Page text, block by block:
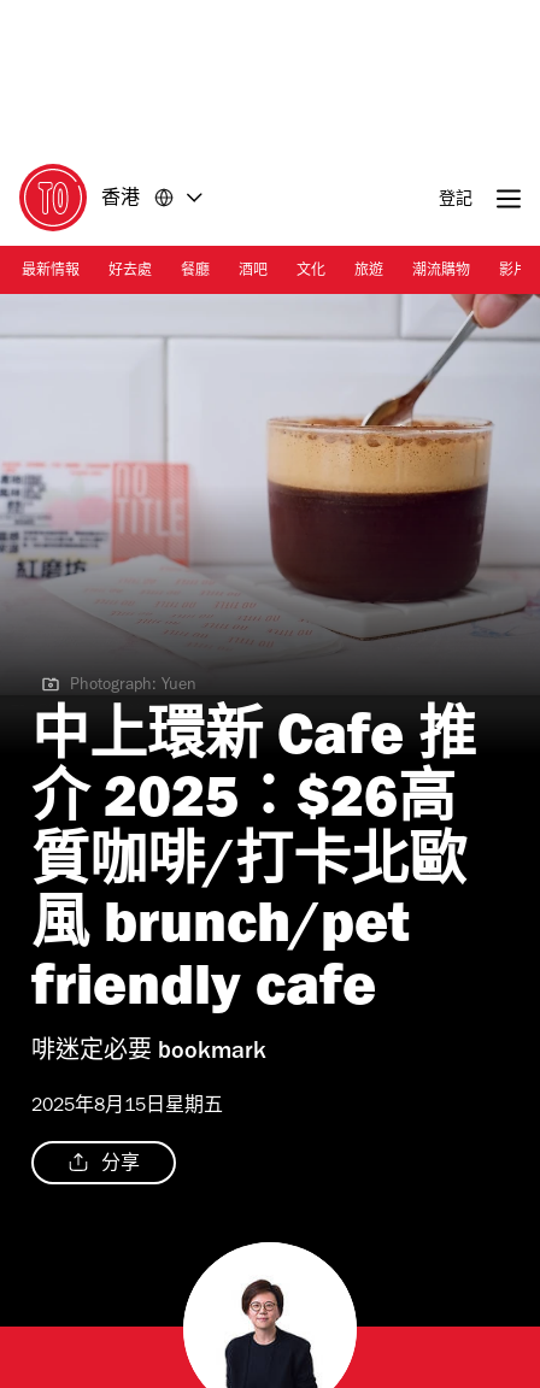
香港 登記
最新情報 好去處 餐廳 酒吧 文化 旅遊 潮流購物 影片
Photograph: Yuen
Photograph: Yuen
中上環新 Cafe 推
介 2025：$26高
質咖啡/打卡北歐
風 brunch/pet
friendly cafe
啡迷定必要 bookmark
2025年8月15日星期五
分享